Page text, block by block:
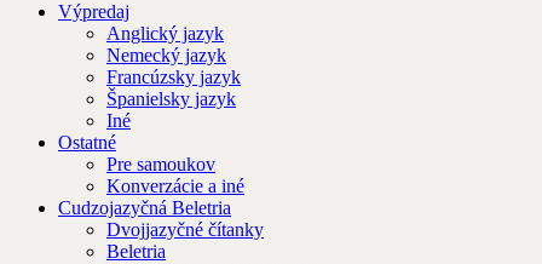
Výpredaj
Anglický jazyk
Nemecký jazyk
Francúzsky jazyk
Španielsky jazyk
Iné
Ostatné
Pre samoukov
Konverzácie a iné
Cudzojazyčná Beletria
Dvojjazyčné čítanky
Beletria